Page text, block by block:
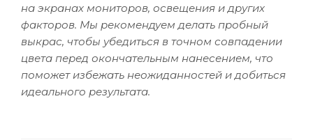
на экранах мониторов, освещения и других
факторов. Мы рекомендуем делать пробный
выкрас, чтобы убедиться в точном совпадении
цвета перед окончательным нанесением, что
поможет избежать неожиданностей и добиться
идеального результата.